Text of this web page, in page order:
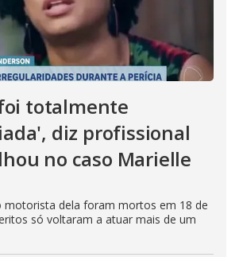
totalmente
diz profissional
no caso Marielle
motorista dela foram mortos em 18 de
só voltaram a atuar mais de um